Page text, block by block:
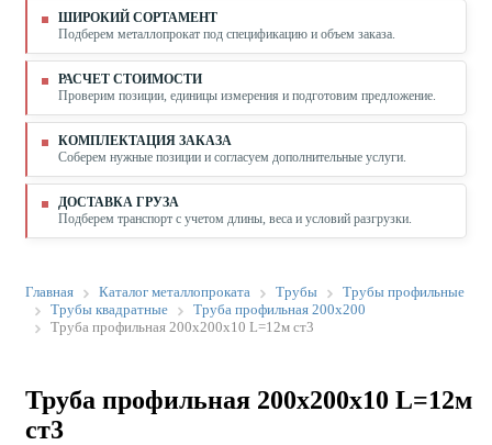
ШИРОКИЙ СОРТАМЕНТ
Подберем металлопрокат под спецификацию и объем заказа.
РАСЧЕТ СТОИМОСТИ
Проверим позиции, единицы измерения и подготовим предложение.
КОМПЛЕКТАЦИЯ ЗАКАЗА
Соберем нужные позиции и согласуем дополнительные услуги.
ДОСТАВКА ГРУЗА
Подберем транспорт с учетом длины, веса и условий разгрузки.
Главная Каталог металлопроката Трубы
Трубы профильные
Трубы квадратные
Труба профильная 200х200
Труба профильная 200х200х10 L=12м ст3
Труба профильная 200х200х10 L=12м
ст3